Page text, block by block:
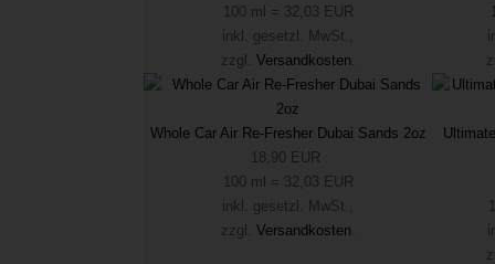
100 ml = 32,03 EUR
inkl. gesetzl. MwSt.,
zzgl. Versandkosten.
Whole Car Air Re-Fresher Dubai Sands 2oz
18,90 EUR
100 ml = 32,03 EUR
inkl. gesetzl. MwSt.,
zzgl. Versandkosten.